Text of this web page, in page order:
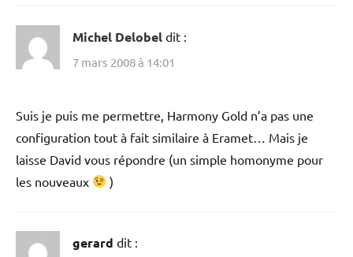
Michel Delobel dit :
7 mars 2008 à 14:01
Suis je puis me permettre, Harmony Gold n’a pas une
configuration tout à fait similaire à Eramet… Mais je
laisse David vous répondre (un simple homonyme pour
les nouveaux
)
gerard dit :